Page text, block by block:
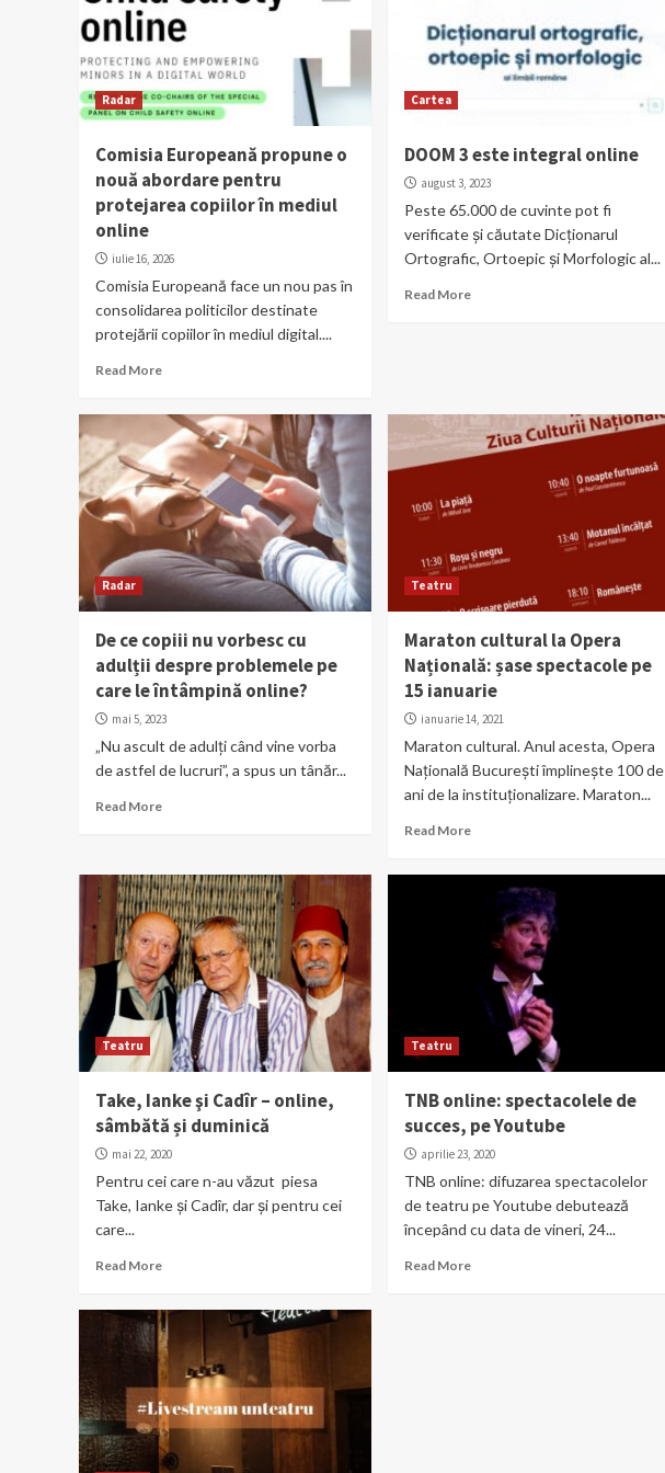
Radar
Comisia Europeană propune o
nouă abordare pentru
protejarea copiilor în mediul
online
iulie 16, 2026
Comisia Europeană face un nou pas în
consolidarea politicilor destinate
protejării copiilor în mediul digital....
Read More
Cartea
DOOM 3 este integral online
august 3, 2023
Peste 65.000 de cuvinte pot fi
verificate și căutate Dicționarul
Ortografic, Ortoepic și Morfologic al...
Read More
Radar
De ce copiii nu vorbesc cu
adulții despre problemele pe
care le întâmpină online?
mai 5, 2023
„Nu ascult de adulți când vine vorba
de astfel de lucruri”, a spus un tânăr...
Read More
Teatru
Maraton cultural la Opera
Națională: șase spectacole pe
15 ianuarie
ianuarie 14, 2021
Maraton cultural. Anul acesta, Opera
Națională București împlinește 100 de
ani de la instituționalizare. Maraton...
Read More
Teatru
Take, Ianke şi Cadîr – online,
sâmbătă și duminică
mai 22, 2020
Pentru cei care n-au văzut piesa
Take, Ianke și Cadîr, dar și pentru cei
care...
Read More
Teatru
TNB online: spectacolele de
succes, pe Youtube
aprilie 23, 2020
TNB online: difuzarea spectacolelor
de teatru pe Youtube debutează
începând cu data de vineri, 24...
Read More